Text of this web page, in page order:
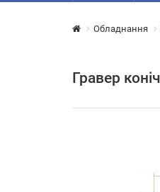
Обладнання
Гравер